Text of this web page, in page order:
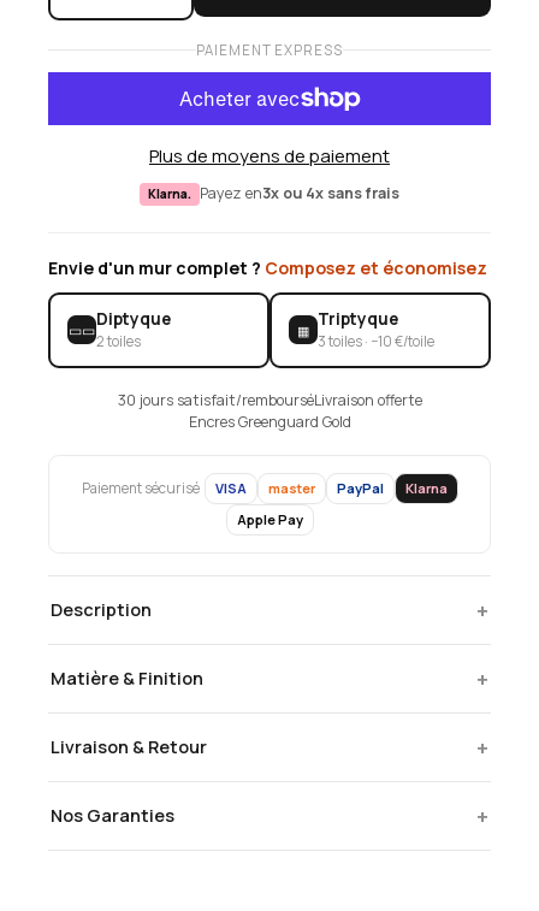
PAIEMENT EXPRESS
Plus de moyens de paiement
Klarna. Payez en3x ou 4x sans frais
Envie d'un mur complet ? Composez et économisez
▭▭Diptyque
2 toiles
▦ Triptyque
3 toiles · −10 €/toile
30 jours satisfait/rembourséLivraison offerte
Encres Greenguard Gold
Paiement sécurisé VISA master PayPal
Klarna
Apple Pay
Description +
Matière & Finition +
Livraison & Retour +
Nos Garanties +